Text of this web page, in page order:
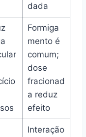
dada
Formiga
mento é
comum;
dose
fracionad
a reduz
efeito
Interação